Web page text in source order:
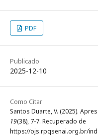
PDF
Publicado
2025-12-10
Como Citar
Santos Duarte, V. (2025).
19(38), 7-7. Recuperado de
https://ojs.rpqsenai.org.br/